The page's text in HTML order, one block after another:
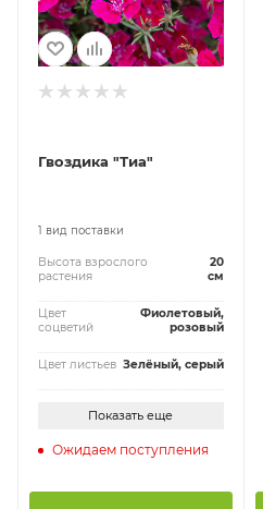
Гвоздика "Тиа"
1 вид поставки
Высота взрослого
растения
20
см
Цвет
соцветий
Фиолетовый,
розовый
Цвет листьев Зелёный, серый
Показать еще
Ожидаем поступления